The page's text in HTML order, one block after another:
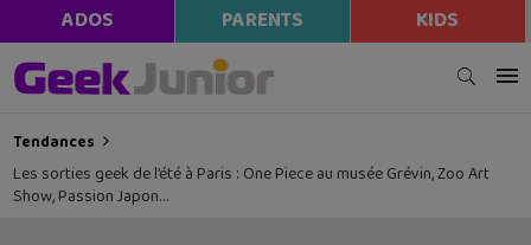
ADOS PARENTS KIDS
Tendances
Les sorties geek de l’été à Paris : One Piece au musée Grévin, Zoo Art
Show, Passion Japon…